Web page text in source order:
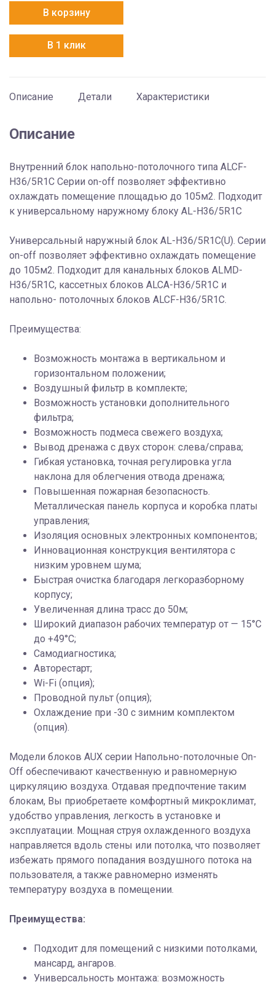
ALCF-
H36/5R1C
В корзину
В 1 клик
Описание Детали Характеристики
Описание
Внутренний блок напольно-потолочного типа ALCF-
H36/5R1С Серии on-off позволяет эффективно
охлаждать помещение площадью до 105м2. Подходит
к универсальному наружному блоку AL-H36/5R1С
Универсальный наружный блок AL-H36/5R1C(U). Серии
on-off позволяет эффективно охлаждать помещение
до 105м2. Подходит для канальных блоков ALMD-
H36/5R1C, кассетных блоков ALCA-H36/5R1C и
напольно- потолочных блоков ALCF-H36/5R1C.
Преимущества:
Возможность монтажа в вертикальном и
горизонтальном положении;
Воздушный фильтр в комплекте;
Возможность установки дополнительного
фильтра;
Возможность подмеса свежего воздуха;
Вывод дренажа с двух сторон: слева/справа;
Гибкая установка, точная регулировка угла
наклона для облегчения отвода дренажа;
Повышенная пожарная безопасность.
Металлическая панель корпуса и коробка платы
управления;
Изоляция основных электронных компонентов;
Инновационная конструкция вентилятора с
низким уровнем шума;
Быстрая очистка благодаря легкоразборному
корпусу;
Увеличенная длина трасс до 50м;
Широкий диапазон рабочих температур от — 15°С
до +49°С;
Самодиагностика;
Авторестарт;
Wi-Fi (опция);
Проводной пульт (опция);
Охлаждение при -30 с зимним комплектом
(опция).
Модели блоков AUX серии Напольно-потолочные On-
Off обеспечивают качественную и равномерную
циркуляцию воздуха. Отдавая предпочтение таким
блокам, Вы приобретаете комфортный микроклимат,
удобство управления, легкость в установке и
эксплуатации. Мощная струя охлажденного воздуха
направляется вдоль стены или потолка, что позволяет
избежать прямого попадания воздушного потока на
пользователя, а также равномерно изменять
температуру воздуха в помещении.
Преимущества:
Подходит для помещений с низкими потолками,
мансард, ангаров.
Универсальность монтажа: возможность